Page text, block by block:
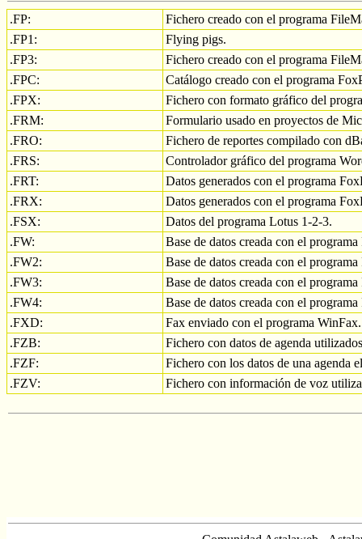
.FP:
Fichero creado con el programa
.FP1:
Flying pigs.
.FP3:
Fichero creado con el programa
.FPC:
Catálogo creado con el programa
.FPX:
Fichero con formato gráfico del
.FRM:
Formulario usado en proyectos de
.FRO:
Fichero de reportes compilado con
.FRS:
Controlador gráfico del programa
.FRT:
Datos generados con el programa
.FRX:
Datos generados con el programa
.FSX:
Datos del programa Lotus 1-2-3.
.FW:
Base de datos creada con el
.FW2:
Base de datos creada con el
.FW3:
Base de datos creada con el
.FW4:
Base de datos creada con el
.FXD:
Fax enviado con el programa WinFax.
.FZB:
Fichero con datos de agenda
.FZF:
Fichero con los datos de una agenda
.FZV:
Fichero con información de voz